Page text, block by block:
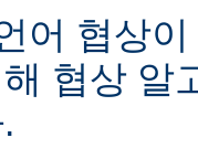
어 협상
협상 알